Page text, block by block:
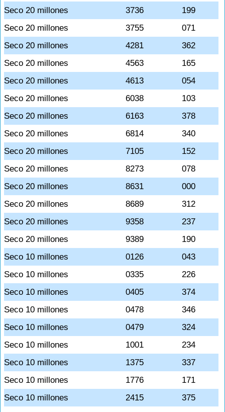
Seco 20 millones
3736
199
Seco 20 millones
3755
071
Seco 20 millones
4281
362
Seco 20 millones
4563
165
Seco 20 millones
4613
054
Seco 20 millones
6038
103
Seco 20 millones
6163
378
Seco 20 millones
6814
340
Seco 20 millones
7105
152
Seco 20 millones
8273
078
Seco 20 millones
8631
000
Seco 20 millones
8689
312
Seco 20 millones
9358
237
Seco 20 millones
9389
190
Seco 10 millones
0126
043
Seco 10 millones
0335
226
Seco 10 millones
0405
374
Seco 10 millones
0478
346
Seco 10 millones
0479
324
Seco 10 millones
1001
234
Seco 10 millones
1375
337
Seco 10 millones
1776
171
Seco 10 millones
2415
375